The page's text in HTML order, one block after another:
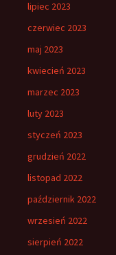
lipiec 2023
czerwiec 2023
maj 2023
kwiecień 2023
marzec 2023
luty 2023
styczeń 2023
grudzień 2022
listopad 2022
październik 2022
wrzesień 2022
sierpień 2022